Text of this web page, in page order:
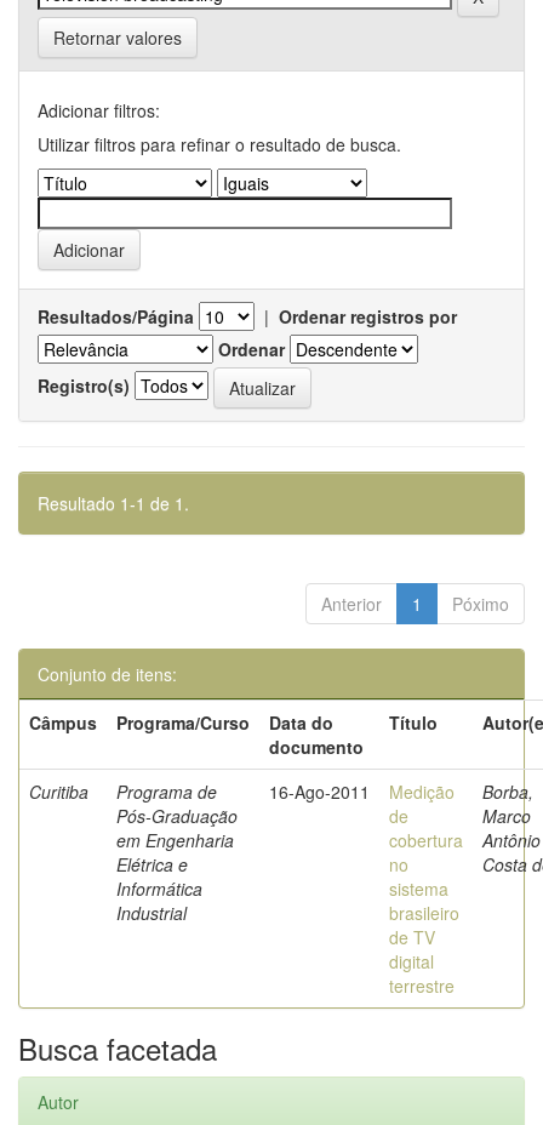
Retornar valores
Adicionar filtros:
Utilizar filtros para refinar o resultado de busca.
Resultados/Página | Ordenar registros por
Ordenar
Registro(s)
Resultado 1-1 de 1.
Anterior 1 Póximo
Conjunto de itens:
Câmpus
Programa/Curso
Data do
documento
Título
Curitiba
Programa de
Pós-Graduação
em Engenharia
Elétrica e
Informática
Industrial
16-Ago-2011
Medição
de
cobertura
no
sistema
brasileiro
de TV
digital
terrestre
Borba,
Marco
Antônio
Costa
Busca facetada
Autor